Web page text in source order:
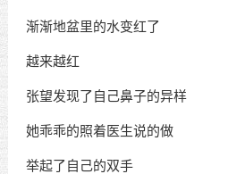
渐渐地盆里的水变红了
越来越红
张望发现了自己鼻子的异样
她乖乖的照着医生说的做
举起了自己的双手